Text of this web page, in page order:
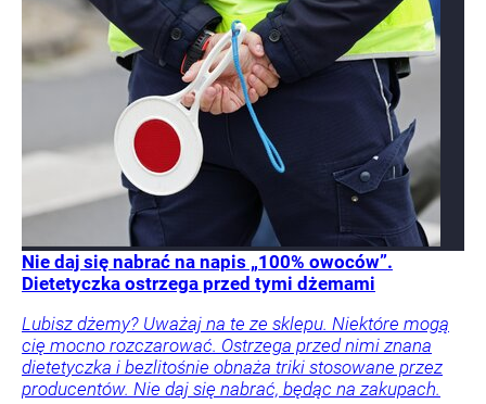
Nie daj się nabrać na napis „100% owoców”.
Dietetyczka ostrzega przed tymi dżemami
Lubisz dżemy? Uważaj na te ze sklepu. Niektóre mogą
cię mocno rozczarować. Ostrzega przed nimi znana
dietetyczka i bezlitośnie obnaża triki stosowane przez
producentów. Nie daj się nabrać, będąc na zakupach.